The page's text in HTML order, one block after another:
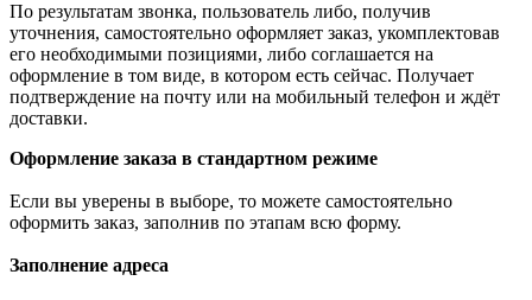
По результатам звонка, пользователь либо, получив
уточнения, самостоятельно оформляет заказ, укомплектовав
его необходимыми позициями, либо соглашается на
оформление в том виде, в котором есть сейчас. Получает
подтверждение на почту или на мобильный телефон и ждёт
доставки.
Оформление заказа в стандартном режиме
Если вы уверены в выборе, то можете самостоятельно
оформить заказ, заполнив по этапам всю форму.
Заполнение адреса